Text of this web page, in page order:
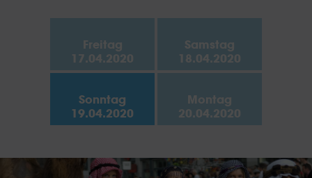
Freitag
17.04.2020
Samstag
18.04.2020
Sonntag
19.04.2020
Montag
20.04.2020